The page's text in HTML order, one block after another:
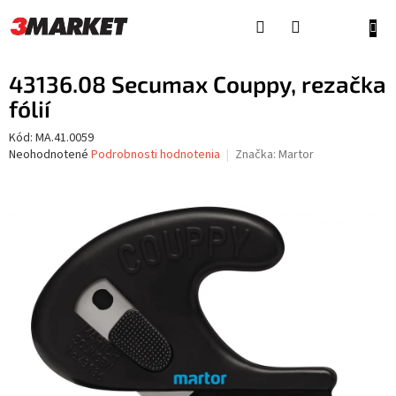
na
obsah
43136.08 Secumax Couppy, rezačka
fólií
Kód: MA.41.0059
Priemerné
hviezdičiek.
Neohodnotené Podrobnosti hodnotenia Značka: Martor